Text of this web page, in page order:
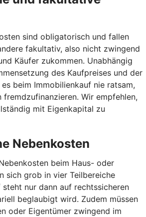
sind obligatorisch und fallen
fakultativ, also nicht zwingend
Käufer zukommen. Unabhängig
des Kaufpreises und der
beim Immobilienkauf nie ratsam,
fremdzufinanzieren. Wir empfehlen,
mit Eigenkapital zu
Nebenkosten
beim Haus- oder
sich grob in vier Teilbereiche
nur dann auf rechtssicheren
beglaubigt wird. Zudem müssen
oder Eigentümer zwingend im